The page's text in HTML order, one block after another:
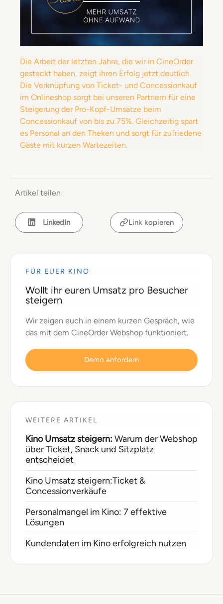
Die Arbeit der letzten Jahre, die wir in CineOrder
gesteckt haben, zeigt ihren Erfolg jetzt deutlich.
Die Verknüpfung von Ticket- und Concessionkauf
im Onlineshop sorgt bei unseren Partnern für eine
Steigerung der Pro-Kopf-Umsätze beim
Concessionkauf von bis zu 75%. Gleichzeitig spart
es Personal an den Theken und sorgt für zufriedene
Gäste mit kurzen Wartezeiten.
Artikel teilen
LinkedIn Link kopieren
FÜR EUER KINO
Wollt ihr euren Umsatz pro Besucher
steigern
Wir zeigen euch in einem kurzen Gespräch, wie
das mit dem CineOrder Webshop funktioniert.
Demo anfordern
WEITERE ARTIKEL
Kino Umsatz steigern: Warum der Webshop
über Ticket, Snack und Sitzplatz
entscheidet
Kino Umsatz steigern:Ticket &
Concessionverkäufe
Personalmangel im Kino: 7 effektive
Lösungen
Kundendaten im Kino erfolgreich nutzen